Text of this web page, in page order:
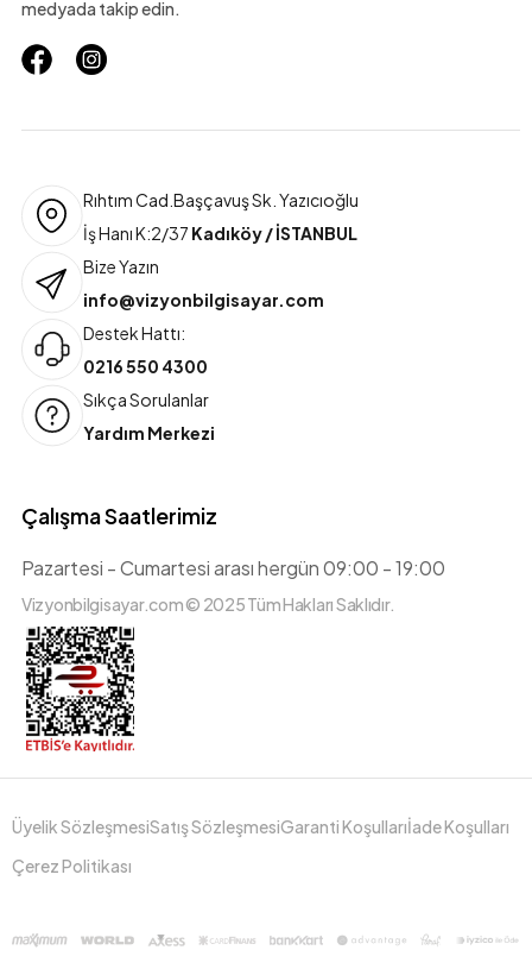
medyada takip edin.
Rıhtım Cad.Başçavuş Sk. Yazıcıoğlu
İş Hanı K:2/37 Kadıköy / İSTANBUL
Bize Yazın
info@vizyonbilgisayar.com
Destek Hattı:
0216 550 4300
Sıkça Sorulanlar
Yardım Merkezi
Çalışma Saatlerimiz
Pazartesi - Cumartesi arası hergün 09:00 - 19:00
Vizyonbilgisayar.com © 2025 Tüm Hakları Saklıdır.
Üyelik SözleşmesiSatış SözleşmesiGaranti Koşullarıİade Koşulları
Çerez Politikası